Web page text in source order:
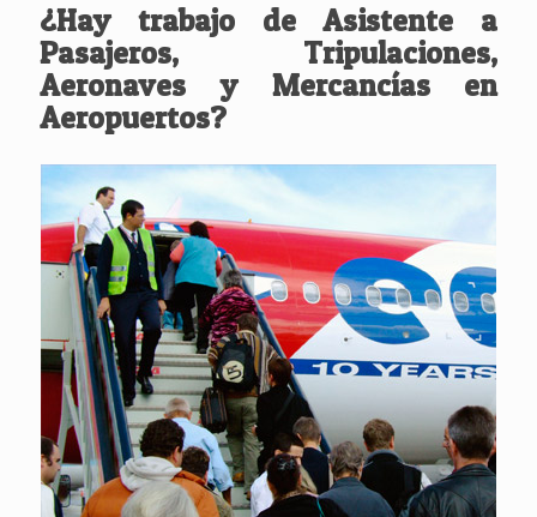
¿Hay trabajo de Asistente a
Pasajeros, Tripulaciones,
Aeronaves y Mercancías en
Aeropuertos?